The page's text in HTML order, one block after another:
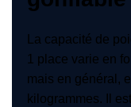
La capacité de
1 place varie en
mais en général,
kilogrammes. Il